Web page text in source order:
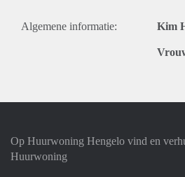
Algemene informatie: Kim
Op Huurwoning Hengelo vind en
Huurwoning